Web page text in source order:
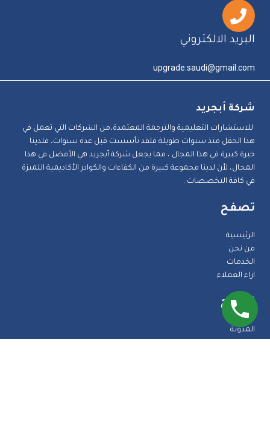
البريد الالكتروني
upgrade.saudi@gmail.com
شركة أبجريد
للاستشارات التعليمية والترجمة المعتمدة،من الشركات التي تعمل في
هذا الحقل منذ سنوات طويلة فلقد تأسست قبل عدة سنوات، فلدينا
خبرة كبيرة في هذا المجال ، مما يجعل شركة أبجريد هي الأفضل في هذا
المجال، لأن لدينا مجموعة كبيرة من الكفاءات والكوادر الأكاديمية اللميزة
في كافة التخصصات .
تصفح
الرئيسية
من نحن
الخدمات
اراء العملاء
تصفح
المدونة